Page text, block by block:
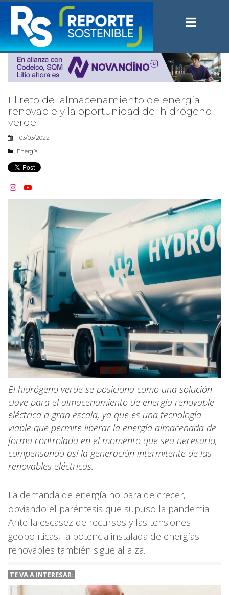
El reto del almacenamiento de energía
renovable y la oportunidad del hidrógeno
verde
03/03/2022
Energía
 
El hidrógeno verde se posiciona como una solución
clave para el almacenamiento de energía renovable
eléctrica a gran escala, ya que es una tecnología
viable que permite liberar la energía almacenada de
forma controlada en el momento que sea necesario,
compensando así la generación intermitente de las
renovables eléctricas.
La demanda de energía no para de crecer,
obviando el paréntesis que supuso la pandemia.
Ante la escasez de recursos y las tensiones
geopolíticas, la potencia instalada de energías
renovables también sigue al alza.
TE VA A INTERESAR: